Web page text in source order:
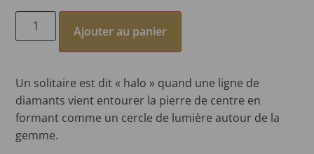
Ajouter au panier
Un solitaire est dit « halo » quand une ligne de
diamants vient entourer la pierre de centre en
formant comme un cercle de lumière autour de la
gemme.